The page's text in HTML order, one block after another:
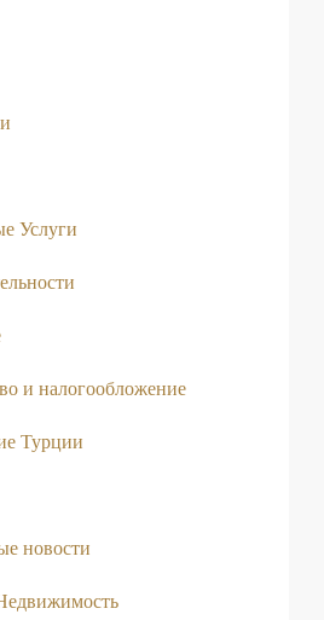
Услуги
и налогообложение
Турции
новости